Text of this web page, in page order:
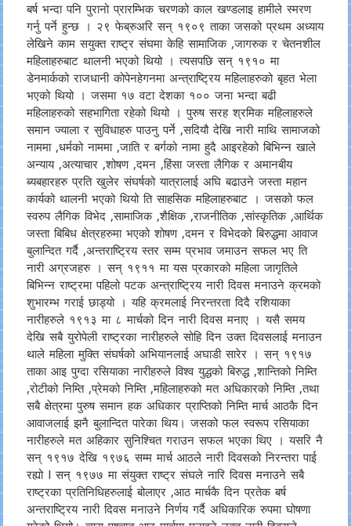
बर्ष भन्दा पनि पुरानो प्रारम्भिक चरणको काल खण्डलाइ हामीले स्मरण
गर्नु पर्ने हुन्छ । २९ फेब्रुअरि सन् १९०९ ताका जसको प्रथम अध्याय
लेखिने काम सयुक्त राष्ट्र संघमा केहि सामाजिक ,जागरुक र चेतनशील
महिलाहरुबाट थालनी भएको थियो । त्यसपछि सन् १९१० मा
डेनमार्कको राजधानी कोपेनहेगनमा अन्त्राष्ट्रिय महिलाहरुको बृहत भेला
भएको थियो । जसमा १७ वटा देशका १०० जना भन्दा बढी
महिलाहरुको सहभागिता रहेको थियो । पुरुष सरह श्रमिक महिलाहरुले
समान ज्याला र सुविधाहरु पाउनु पर्ने ,सदियौ देखि नारी माथि सामाजको
नाममा ,धर्मको नाममा ,जाति र बर्गको नामा हुदै आइरहेको बिभिन्न खाले
अन्याय ,अत्याचार ,शोषण ,दमन ,हिंसा जस्ता लैगिक र अमानबीय
ब्यबहारहरु प्रति खुलेर संघर्षको यात्रालाई अघि बढाउने जस्ता महान
कार्यको थालनी भएको थियो ति साहसिक महिलाहरुबाट । जसको फल
स्वरुप लैगिक विभेद ,सामाजिक ,शैक्षिक ,राजनीतिक ,सांस्कृतिक ,आर्थिक
जस्ता बिबिध क्षेत्रहरुमा भएको शोषण ,दमन र विभेदको बिरुद्धमा आवाज
बुलान्दित गर्दै ,अन्तराष्ट्रिय स्तर सम्म प्रभाव जमाउन सफल भए ति
नारी अग्रजहरु । सन् १९११ मा यस प्रकारको महिला जागृतिले
बिभिन्न राष्ट्रमा पहिलो पटक अन्त्राष्ट्रिय नारी दिवस मनाउने क्रमको
शुभारम्भ गराई छाड्यो । यहि क्रमलाई निरन्तरता दिदै रशियाका
नारीहरुले १९१३ मा ८ मार्चको दिन नारी दिवस मनाए । यसै समय
देखि सबै युरोपेली राष्ट्रका नारीहरुले सोहि दिन उक्त दिवसलाई मनाउन
थाले महिला मुक्ति संघर्षको अभियानलाई अघाडी सारेर । सन् १९१७
ताका आइ पुग्दा रसियाका नारीहरुले विश्व युद्धको बिरुद्ध ,शान्तिको निम्ति
,रोटीको निम्ति ,प्रेमको निम्ति ,महिलाहरुको मत अधिकारको निम्ति ,तथा
सबै क्षेत्रमा पुरुष समान हक अधिकार प्राप्तिको निम्ति मार्च आठकै दिन
आवाजलाई झनै बुलान्दित पारेका थिय। जसको फल स्वरूप रसियाका
नारीहरुले मत अहिकार सुनिश्चित गराउन सफल भएका थिए । यसरि नै
सन् १९१७ देखि १९७६ सम्म मार्च आठले नारी दिवसको निरन्तरा पाई
रह्यो l सन् १९७७ मा संयुक्त राष्ट्र संघले नारि दिवस मनाउने सबै
राष्ट्रका प्रतिनिधिहरुलाई बोलाएर ,आठ मार्चकै दिन प्रतेक बर्ष
अन्तराष्ट्रिय नारी दिवस मनाउने निर्णय गर्दै अधिकारिक रुपमा घोषणा